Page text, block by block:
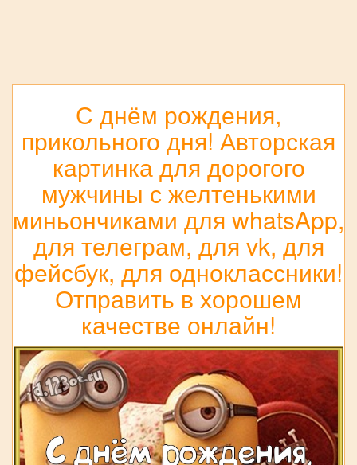
С днём рождения,
прикольного дня! Авторская
картинка для дорогого
мужчины с желтенькими
миньончиками для whatsApp,
для телеграм, для vk, для
фейсбук, для одноклассники!
Отправить в хорошем
качестве онлайн!